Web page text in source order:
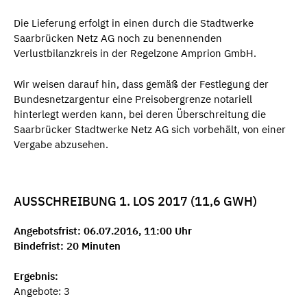
Die Lieferung erfolgt in einen durch die Stadtwerke
Saarbrücken Netz AG noch zu benennenden
Verlustbilanzkreis in der Regelzone Amprion GmbH.
Wir weisen darauf hin, dass gemäß der Festlegung der
Bundesnetzargentur eine Preisobergrenze notariell
hinterlegt werden kann, bei deren Überschreitung die
Saarbrücker Stadtwerke Netz AG sich vorbehält, von einer
Vergabe abzusehen.
AUSSCHREIBUNG 1. LOS 2017 (11,6 GWH)
Angebotsfrist: 06.07.2016, 11:00 Uhr
Bindefrist: 20 Minuten
Ergebnis:
Angebote: 3